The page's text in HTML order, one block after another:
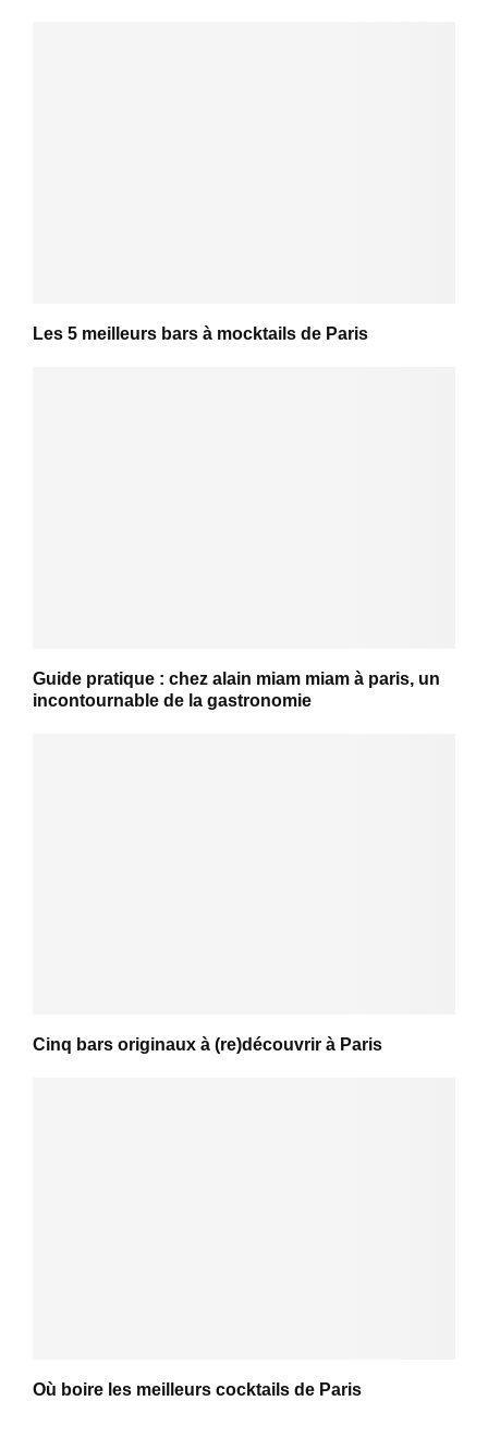
Les 5 meilleurs bars à mocktails de Paris
Guide pratique : chez alain miam miam à paris, un
incontournable de la gastronomie
Cinq bars originaux à (re)découvrir à Paris
Où boire les meilleurs cocktails de Paris